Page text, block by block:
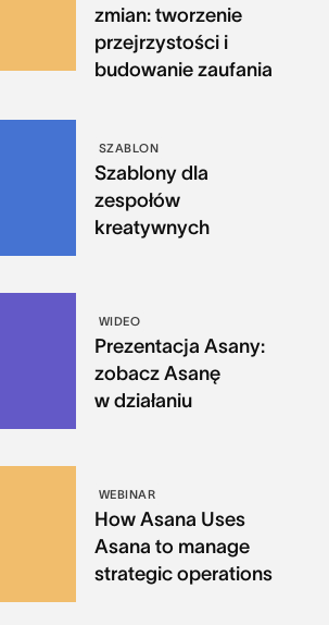
zmian: tworzenie
przejrzystości i
budowanie zaufania
SZABLON
Szablony dla
zespołów
kreatywnych
WIDEO
Prezentacja Asany:
zobacz Asanę
w działaniu
WEBINAR
How Asana Uses
Asana to manage
strategic operations